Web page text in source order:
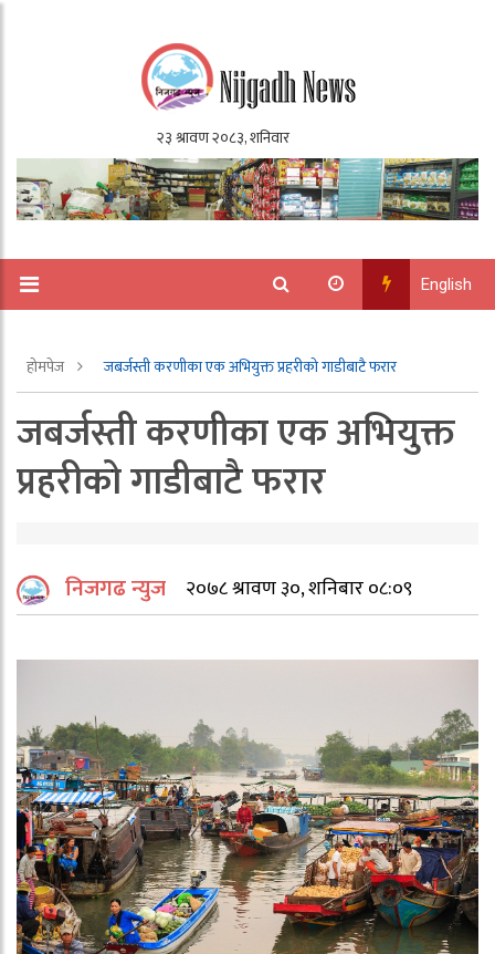
English
होमपेज जबर्जस्ती करणीका एक अभियुक्त प्रहरीको गाडीबाटै फरार
जबर्जस्ती करणीका एक अभियुक्त
प्रहरीको गाडीबाटै फरार
निजगढ न्युज २०७८ श्रावण ३०, शनिबार ०८:०९